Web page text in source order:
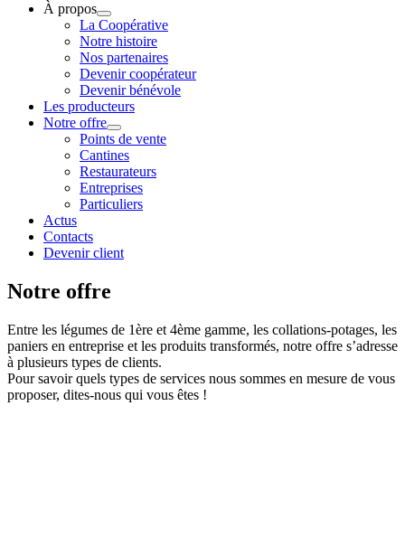
À propos
La Coopérative
Notre histoire
Nos partenaires
Devenir coopérateur
Devenir bénévole
Les producteurs
Notre offre
Points de vente
Cantines
Restaurateurs
Entreprises
Particuliers
Actus
Contacts
Devenir client
Notre offre
Entre les légumes de 1ère et 4ème gamme, les collations-potages, les
paniers en entreprise et les produits transformés, notre offre s’adresse
à plusieurs types de clients.
Pour savoir quels types de services nous sommes en mesure de vous
proposer, dites-nous qui vous êtes !